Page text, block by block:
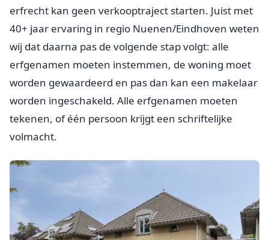
erfrecht kan geen verkooptraject starten. Juist met
40+ jaar ervaring in regio Nuenen/Eindhoven weten
wij dat daarna pas de volgende stap volgt: alle
erfgenamen moeten instemmen, de woning moet
worden gewaardeerd en pas dan kan een makelaar
worden ingeschakeld. Alle erfgenamen moeten
tekenen, of één persoon krijgt een schriftelijke
volmacht.